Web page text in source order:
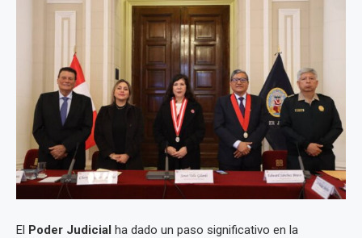
El Poder Judicial ha dado un paso significativo en la